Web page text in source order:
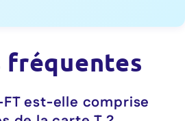
fréquentes
est-elle comprise